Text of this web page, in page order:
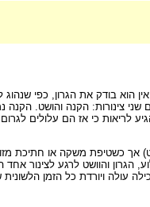
הוא בודק את הגרון, כפי
צינורות: הקנה והושט. הקנה
לריאות כי אז הם עלולים
אך כשטיפת משקה או חתיכת
והוושט לרגע לצינור אחד
עולה ויורדת כל הזמן